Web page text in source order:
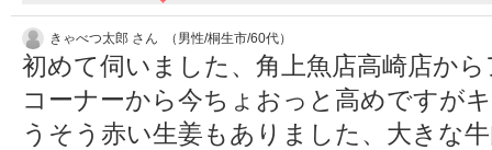
きゃべつ太郎 さん （男性/桐生市/60代）
初めて伺いました、角上魚店高崎店か
コーナーから今ちょおっと高めですが
うそう赤い生姜もありました、大きな